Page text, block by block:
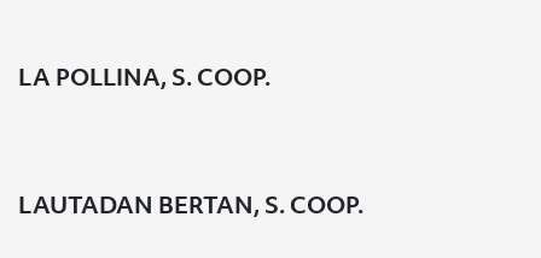
LA POLLINA, S. COOP.
LAUTADAN BERTAN, S. COOP.